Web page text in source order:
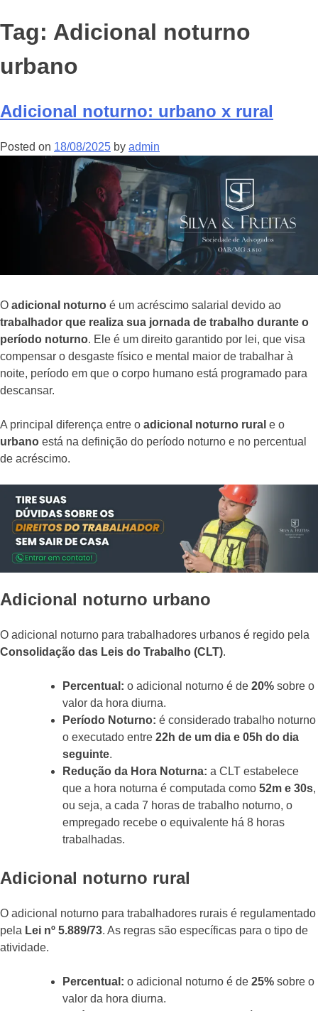
Tag: Adicional noturno
urbano
Adicional noturno: urbano x rural
Posted on 18/08/2025 by admin
O adicional noturno é um acréscimo salarial devido ao
trabalhador que realiza sua jornada de trabalho durante o
período noturno. Ele é um direito garantido por lei, que visa
compensar o desgaste físico e mental maior de trabalhar à
noite, período em que o corpo humano está programado para
descansar.
A principal diferença entre o adicional noturno rural e o
urbano está na definição do período noturno e no percentual
de acréscimo.
Adicional noturno urbano
O adicional noturno para trabalhadores urbanos é regido pela
Consolidação das Leis do Trabalho (CLT).
Percentual: o adicional noturno é de 20% sobre o
valor da hora diurna.
Período Noturno: é considerado trabalho noturno
o executado entre 22h de um dia e 05h do dia
seguinte.
Redução da Hora Noturna: a CLT estabelece
que a hora noturna é computada como 52m e 30s,
ou seja, a cada 7 horas de trabalho noturno, o
empregado recebe o equivalente há 8 horas
trabalhadas.
Adicional noturno rural
O adicional noturno para trabalhadores rurais é regulamentado
pela Lei nº 5.889/73. As regras são específicas para o tipo de
atividade.
Percentual: o adicional noturno é de 25% sobre o
valor da hora diurna.